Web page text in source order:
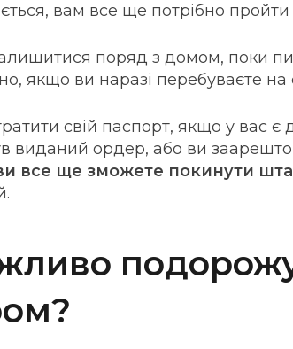
вам все ще потрібно пройти
поряд з домом, поки
якщо ви наразі перебуваєте на
свій паспорт, якщо у вас є
виданий ордер, або ви
все ще зможете покинути